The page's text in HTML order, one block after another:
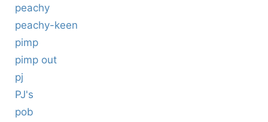
peachy
peachy-keen
pimp
pimp out
pj
PJ's
pob